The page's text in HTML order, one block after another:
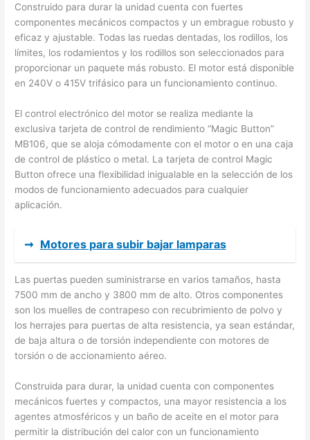
Construido para durar la unidad cuenta con fuertes
componentes mecánicos compactos y un embrague robusto y
eficaz y ajustable. Todas las ruedas dentadas, los rodillos, los
límites, los rodamientos y los rodillos son seleccionados para
proporcionar un paquete más robusto. El motor está disponible
en 240V o 415V trifásico para un funcionamiento continuo.
El control electrónico del motor se realiza mediante la
exclusiva tarjeta de control de rendimiento “Magic Button”
MB106, que se aloja cómodamente con el motor o en una caja
de control de plástico o metal. La tarjeta de control Magic
Button ofrece una flexibilidad inigualable en la selección de los
modos de funcionamiento adecuados para cualquier
aplicación.
➞ Motores para subir bajar lamparas
Las puertas pueden suministrarse en varios tamaños, hasta
7500 mm de ancho y 3800 mm de alto. Otros componentes
son los muelles de contrapeso con recubrimiento de polvo y
los herrajes para puertas de alta resistencia, ya sean estándar,
de baja altura o de torsión independiente con motores de
torsión o de accionamiento aéreo.
Construida para durar, la unidad cuenta con componentes
mecánicos fuertes y compactos, una mayor resistencia a los
agentes atmosféricos y un baño de aceite en el motor para
permitir la distribución del calor con un funcionamiento